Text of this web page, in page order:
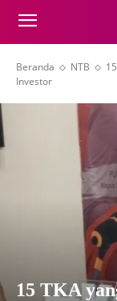
Beranda NTB
Investor
15 TKA